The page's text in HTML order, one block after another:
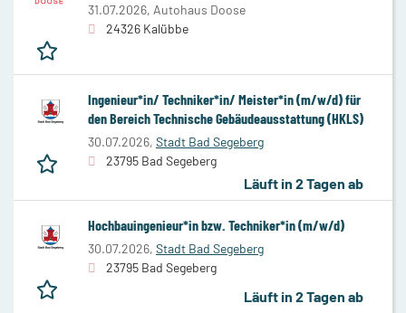
31.07.2026, Autohaus Doose
24326 Kalübbe
Ingenieur*in/ Techniker*in/ Meister*in (m/w/d) für
den Bereich Technische Gebäudeausstattung (HKLS)
30.07.2026, Stadt Bad Segeberg
23795 Bad Segeberg
Läuft in 2 Tagen ab
Hochbauingenieur*in bzw. Techniker*in (m/w/d)
30.07.2026, Stadt Bad Segeberg
23795 Bad Segeberg
Läuft in 2 Tagen ab